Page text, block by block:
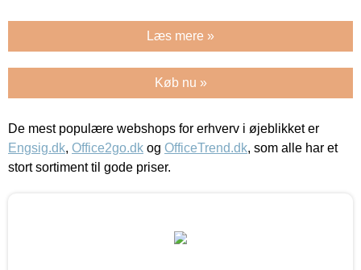
Læs mere »
Køb nu »
De mest populære webshops for erhverv i øjeblikket er
Engsig.dk, Office2go.dk og OfficeTrend.dk, som alle har et
stort sortiment til gode priser.